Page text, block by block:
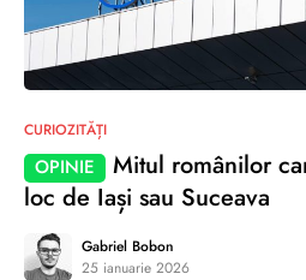
CURIOZITĂȚI
OPINIE
Mitul românilor
loc de Iași sau Suceava
Gabriel Bobon
25 ianuarie 2026